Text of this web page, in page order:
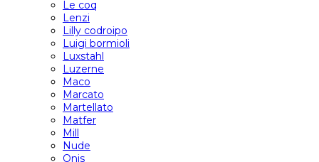
Le coq
Lenzi
Lilly codroipo
Luigi bormioli
Luxstahl
Luzerne
Maco
Marcato
Martellato
Matfer
Mill
Nude
Onis